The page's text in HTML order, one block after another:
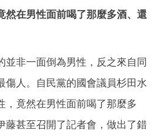
然在男性面前喝了那麼多酒、還
並非一面倒為男性，反之來自同
傷人。自民黨的國會議員杉田水
，竟然在男性面前喝了那麼多
藤甚至召開了記者會，做出了錯